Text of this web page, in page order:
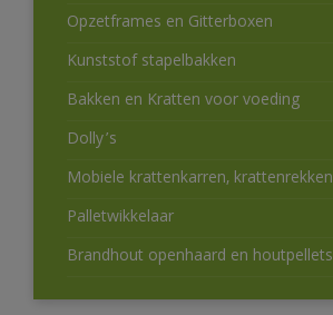
Opzetframes en Gitterboxen
Kunststof stapelbakken
Bakken en Kratten voor voeding
Dolly’s
Mobiele krattenkarren, krattenrekken
Palletwikkelaar
Brandhout openhaard en houtpellets